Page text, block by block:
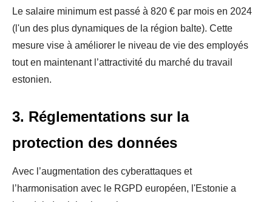
Le salaire minimum est passé à 820 € par mois en 2024
(l'un des plus dynamiques de la région balte). Cette
mesure vise à améliorer le niveau de vie des employés
tout en maintenant l’attractivité du marché du travail
estonien.
3. Réglementations sur la
protection des données
Avec l’augmentation des cyberattaques et
l’harmonisation avec le RGPD européen, l'Estonie a